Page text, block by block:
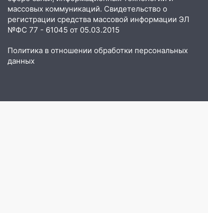
массовых коммуникаций. Свидетельство о
регистрации средства массовой информации ЭЛ
№ФС 77 - 61045 от 05.03.2015
Политика в отношении обработки персональных
данных